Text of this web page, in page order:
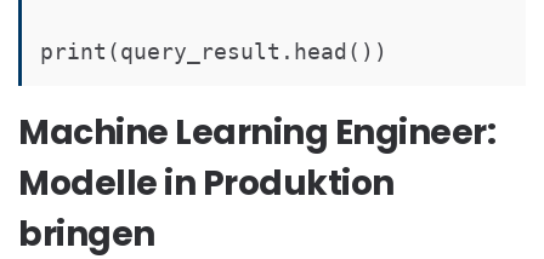
Machine Learning Engineer:
Modelle in Produktion
bringen